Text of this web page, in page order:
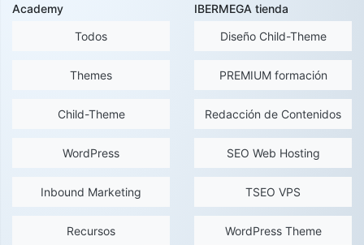
Academy
Todos
Themes
Child-Theme
WordPress
Inbound Marketing
Recursos
IBERMEGA tienda
Diseño Child-Theme
PREMIUM formación
Redacción de Contenidos
SEO Web Hosting
TSEO VPS
WordPress Theme